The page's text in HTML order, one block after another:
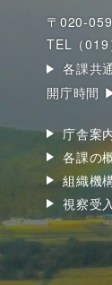
〒020-
TEL（019
各課共
開庁時間
庁舎案
各課の
組織機
視察受